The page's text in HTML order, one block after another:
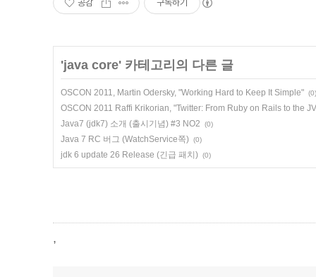
공감 구독하기
'java core' 카테고리의 다른 글
OSCON 2011, Martin Odersky, "Working Hard to Keep It Simple" (0)
OSCON 2011 Raffi Krikorian, "Twitter: From Ruby on Rails to the
Java7 (jdk7) 소개 (출시기념) #3 NO2
(0)
Java 7 RC 버그 (WatchService쪽) (0)
jdk 6 update 26 Release (긴급 패치) (0)
,